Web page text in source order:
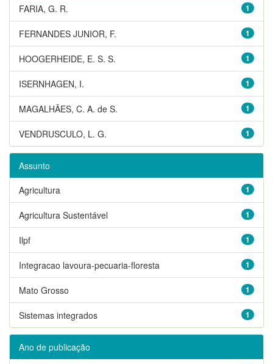
1
FARIA, G. R.
1
FERNANDES JUNIOR, F.
1
HOOGERHEIDE, E. S. S.
1
ISERNHAGEN, I.
1
MAGALHÃES, C. A. de S.
1
VENDRUSCULO, L. G.
Assunto
1
Agricultura
1
Agricultura Sustentável
1
Ilpf
1
Integracao lavoura-pecuaria-floresta
1
Mato Grosso
1
Sistemas integrados
Ano de publicação